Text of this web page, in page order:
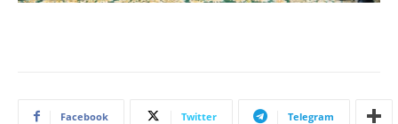
Facebook Twitter Telegram